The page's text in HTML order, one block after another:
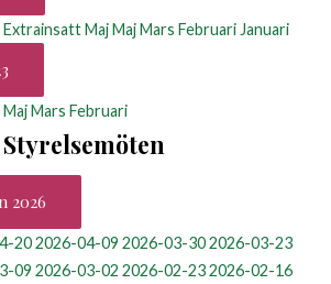
Extrainsatt MajMajMars Februari Januari
MajMars Februari
Styrelsemöten
2026
202026-04-09 2026-03-302026-03-23
09 2026-03-02 2026-02-232026-02-16